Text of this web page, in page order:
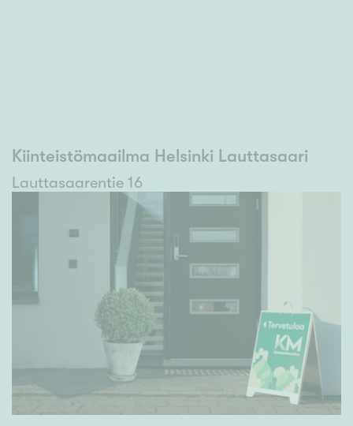
Kiinteistömaailma Helsinki Lauttasaari
Lauttasaarentie 16